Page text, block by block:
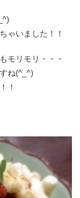
ゃいました！！
モリモリ・・・
ね(^_^)
！